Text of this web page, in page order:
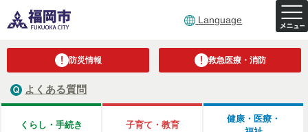
Language
防災情報 救急医療・消防
よくある質問
くらし・手続き 子育て・教育
健康・医療・